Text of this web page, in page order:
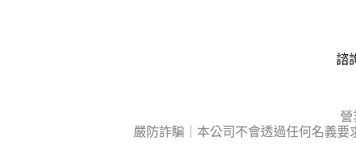
諮
營
嚴防詐騙｜本公司不會透過任何名義